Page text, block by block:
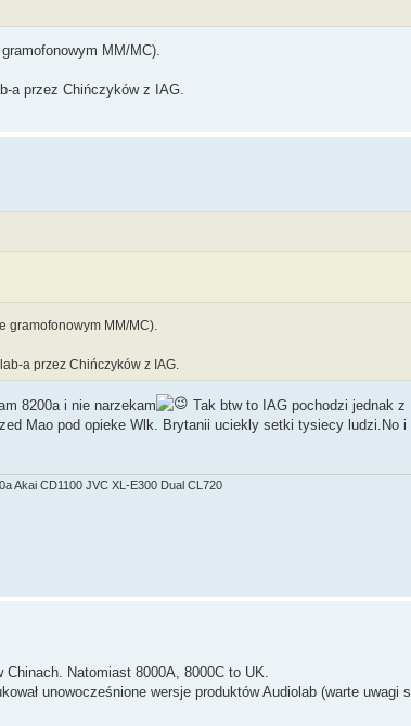
MM/MC).
a przez Chińczyków z IAG.
gramofonowym MM/MC).
a przez Chińczyków z IAG.
8200a i nie narzekam
Tak btw to IAG pochodzi jednak z
Mao pod opieke Wlk. Brytanii uciekly setki tysiecy ludzi.No i
Akai CD1100 JVC XL-E300 Dual CL720
Natomiast 8000A, 8000C to UK.
unowocześnione wersje produktów Audiolab (warte uwagi